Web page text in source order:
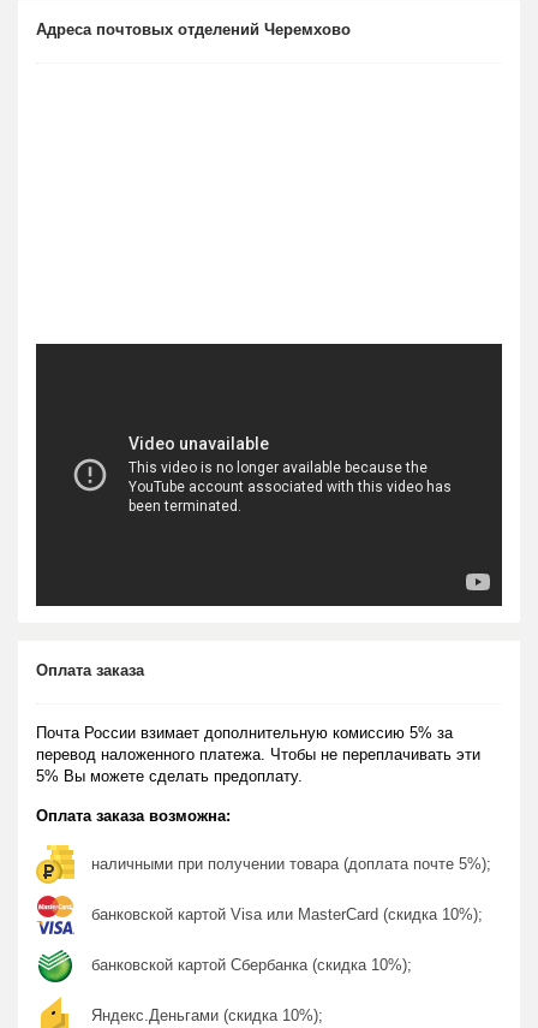
Адреса почтовых отделений Черемхово
Оплата заказа
Почта России взимает дополнительную комиссию 5% за
перевод наложенного платежа. Чтобы не переплачивать эти
5% Вы можете сделать предоплату.
Оплата заказа возможна:
наличными при получении товара (доплата почте 5%);
банковской картой Visa или MasterCard (скидка 10%);
банковской картой Сбербанка (скидка 10%);
Яндекс.Деньгами (скидка 10%);